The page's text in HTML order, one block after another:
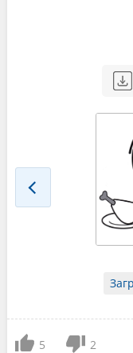
5 2